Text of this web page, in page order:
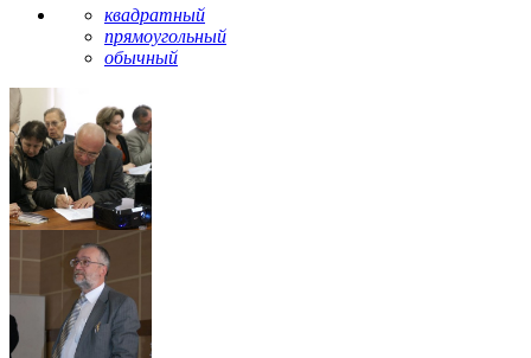
квадратный
прямоугольный
обычный